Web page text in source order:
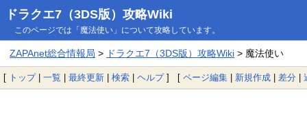
ドラクエ7（3DS版）攻略Wiki
このページでは「魔法使い」について攻略しています。
ZAPAnet総合情報局 > ドラクエ7（3DS版）攻略Wiki> 魔法使い
[ トップ| 一覧 | 最終更新 | 検索 | ヘルプ] [ ページ編集 | 新規作成 | 差分 |